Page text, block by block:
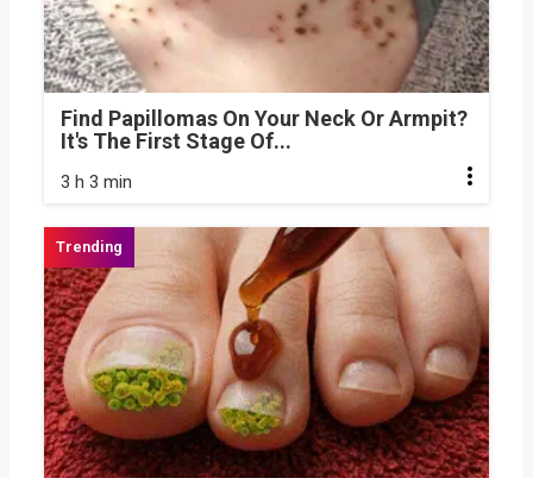
Find Papillomas On Your Neck Or Armpit?
It's The First Stage Of...
3 h 3 min